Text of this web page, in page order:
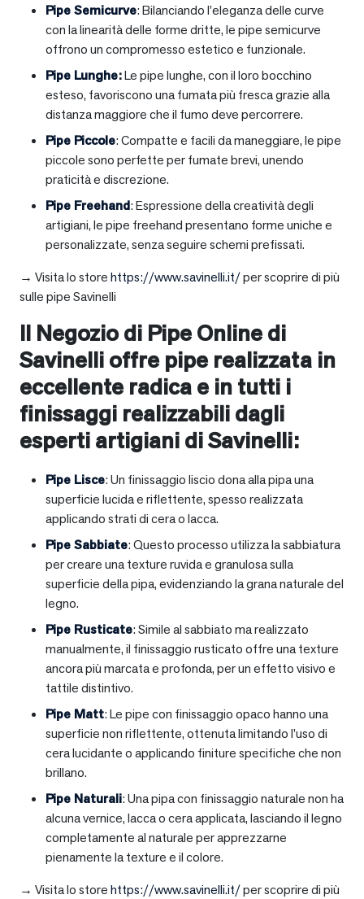
Pipe Semicurve: Bilanciando l’eleganza delle curve
con la linearità delle forme dritte, le pipe semicurve
offrono un compromesso estetico e funzionale.
Pipe Lunghe:Le pipe lunghe, con il loro bocchino
esteso, favoriscono una fumata più fresca grazie alla
distanza maggiore che il fumo deve percorrere.
Pipe Piccole: Compatte e facili da maneggiare, le pipe
piccole sono perfette per fumate brevi, unendo
praticità e discrezione.
Pipe Freehand: Espressione della creatività degli
artigiani, le pipe freehand presentano forme uniche e
personalizzate, senza seguire schemi prefissati.
→ Visita lo storehttps://www.savinelli.it/per scoprire di più
sulle pipe Savinelli
Il Negozio di Pipe Online di
Savinelli offre pipe realizzata in
eccellente radica e in tutti i
finissaggi realizzabili dagli
esperti artigiani di Savinelli:
Pipe Lisce: Un finissaggio liscio dona alla pipa una
superficie lucida e riflettente, spesso realizzata
applicando strati di cera o lacca.
Pipe Sabbiate: Questo processo utilizza la sabbiatura
per creare una texture ruvida e granulosa sulla
superficie della pipa, evidenziando la grana naturale del
legno.
Pipe Rusticate: Simile al sabbiato ma realizzato
manualmente, il finissaggio rusticato offre una texture
ancora più marcata e profonda, per un effetto visivo e
tattile distintivo.
Pipe Matt: Le pipe con finissaggio opaco hanno una
superficie non riflettente, ottenuta limitando l’uso di
cera lucidante o applicando finiture specifiche che non
brillano.
Pipe Naturali: Una pipa con finissaggio naturale non ha
alcuna vernice, lacca o cera applicata, lasciando il legno
completamente al naturale per apprezzarne
pienamente la texture e il colore.
→ Visita lo storehttps://www.savinelli.it/per scoprire di più